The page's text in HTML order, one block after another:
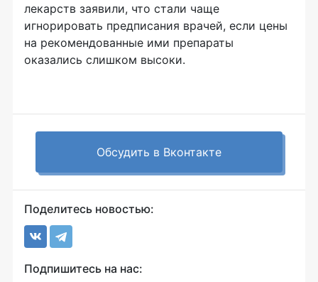
лекарств заявили, что стали чаще
игнорировать предписания врачей, если цены
на рекомендованные ими препараты
оказались слишком высоки.
Обсудить в Вконтакте
Поделитесь новостью:
Подпишитесь на нас: